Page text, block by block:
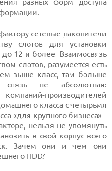
разных форм доступа
сетевые накопители
слотов для установки
до 12 и более. Взаимосвязь
слотов, разумеется есть
выше класс, там больше
не абсолютная:
производителей
класса с четырьмя
«для крупного бизнеса» -
нельзя не упомянуть
в свой корпус всего
Зачем они и чем они
HDD?